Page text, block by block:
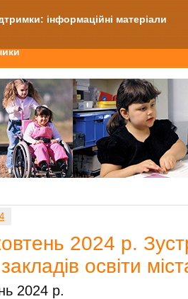
інформаційні матеріали
2024 р.
освіти
2024 р.